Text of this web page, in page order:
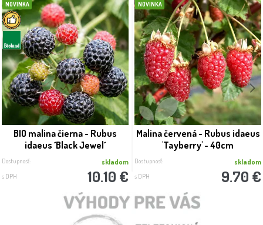
NOVINKA
BIO malina čierna - Rubus
idaeus ´Black Jewel´
Dostupnosť: skladom
s DPH 10.10 €
NOVINKA
Malina červená - Rubus idaeus
'Tayberry' - 40cm
Dostupnosť: skladom
s DPH 9.70 €